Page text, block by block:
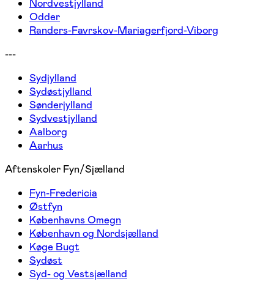
Nordvestjylland
Odder
Randers-Favrskov-Mariagerfjord-Viborg
---
Sydjylland
Sydøstjylland
Sønderjylland
Sydvestjylland
Aalborg
Aarhus
Aftenskoler Fyn/Sjælland
Fyn-Fredericia
Østfyn
Københavns Omegn
København og Nordsjælland
Køge Bugt
Sydøst
Syd- og Vestsjælland